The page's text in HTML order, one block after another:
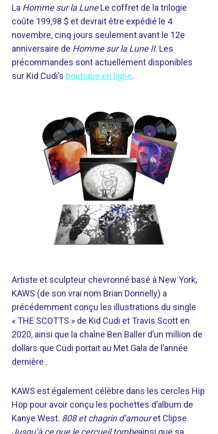
La Homme sur la LuneLe coffret de la trilogie
coûte 199,98 $ et devrait être expédié le 4
novembre, cinq jours seulement avant le 12e
anniversaire de Homme sur la Lune II. Les
précommandes sont actuellement disponibles
sur Kid Cudi’s boutique en ligne.
Artiste et sculpteur chevronné basé à New York,
KAWS (de son vrai nom Brian Donnelly) a
précédemment conçu les illustrations du single
« THE SCOTTS » de Kid Cudi et Travis Scott en
2020, ainsi que la chaîne Ben Baller d’un million de
dollars que Cudi portait au Met Gala de l’année
dernière .
KAWS est également célèbre dans les cercles Hip
Hop pour avoir conçu les pochettes d’album de
Kanye West. 808 et chagrin d’amouret Clipse